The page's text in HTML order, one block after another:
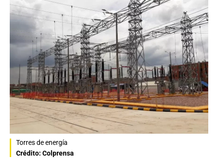
Torres de energía
Crédito: Colprensa